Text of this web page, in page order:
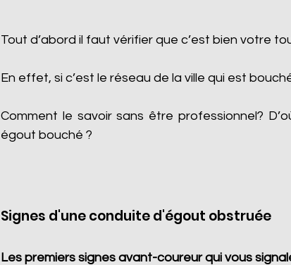
Tout d’abord il faut vérifier que c’est bien votre
En effet, si c’est le réseau de la ville qui est
Comment le savoir sans être professionnel?
égout bouché ?
Signes d'une conduite d'égout obstruée
Les premiers signes avant-coureur qui vous